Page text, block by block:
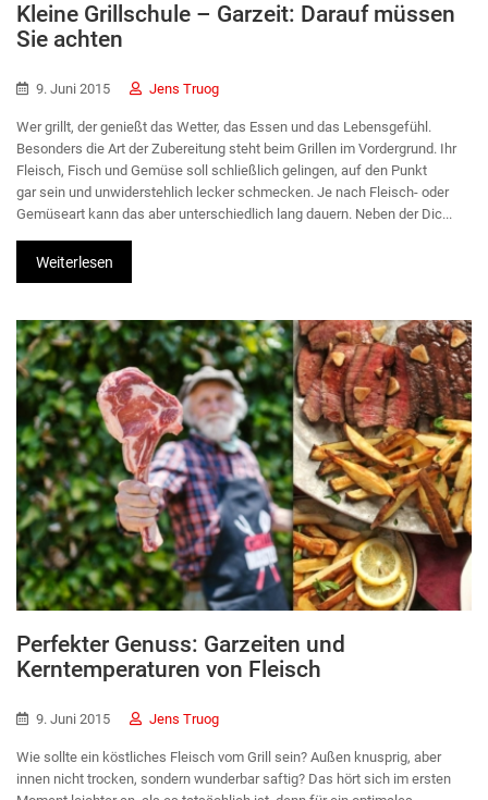
Kleine Grillschule – Garzeit: Darauf müssen
Sie achten
9. Juni 2015 Jens Truog
Wer grillt, der genießt das Wetter, das Essen und das Lebensgefühl.
Besonders die Art der Zubereitung steht beim Grillen im Vordergrund. Ihr
Fleisch, Fisch und Gemüse soll schließlich gelingen, auf den Punkt
gar sein und unwiderstehlich lecker schmecken. Je nach Fleisch- oder
Gemüseart kann das aber unterschiedlich lang dauern. Neben der Dic...
Weiterlesen
Perfekter Genuss: Garzeiten und
Kerntemperaturen von Fleisch
9. Juni 2015 Jens Truog
Wie sollte ein köstliches Fleisch vom Grill sein? Außen knusprig, aber
innen nicht trocken, sondern wunderbar saftig? Das hört sich im ersten